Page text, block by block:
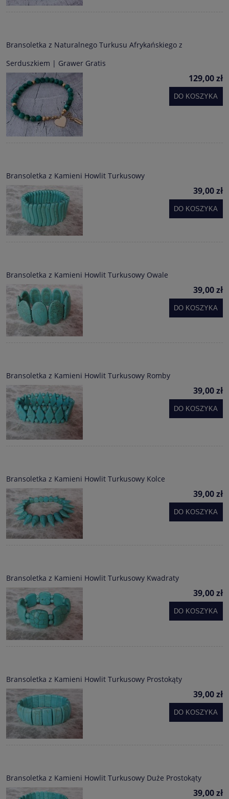
Bransoletka z Naturalnego Turkusu Afrykańskiego z
Serduszkiem | Grawer Gratis
129,00 zł
DO KOSZYKA
Bransoletka z Kamieni Howlit Turkusowy
39,00 zł
DO KOSZYKA
Bransoletka z Kamieni Howlit Turkusowy Owale
39,00 zł
DO KOSZYKA
Bransoletka z Kamieni Howlit Turkusowy Romby
39,00 zł
DO KOSZYKA
Bransoletka z Kamieni Howlit Turkusowy Kolce
39,00 zł
DO KOSZYKA
Bransoletka z Kamieni Howlit Turkusowy Kwadraty
39,00 zł
DO KOSZYKA
Bransoletka z Kamieni Howlit Turkusowy Prostokąty
39,00 zł
DO KOSZYKA
Bransoletka z Kamieni Howlit Turkusowy Duże Prostokąty
39,00 zł